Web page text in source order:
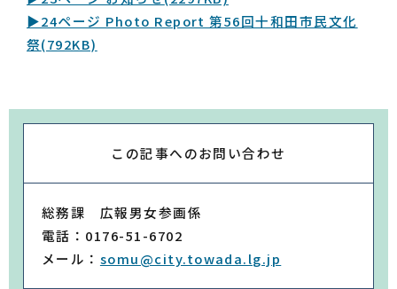
▶24ページ Photo Report 第56回十和田市民文化
祭(792KB)
この記事へのお問い合わせ
総務課 広報男女参画係
電話：0176-51-6702
メール： somu@city.towada.lg.jp